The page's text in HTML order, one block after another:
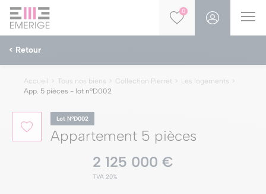
0
< Retour
Accueil Tous nos biens Collection Pierret
Les logements
App. 5 pièces - lot nºD002
Appartement 5 pièces
Lot NºD002
2 125 000 €
TVA 20%